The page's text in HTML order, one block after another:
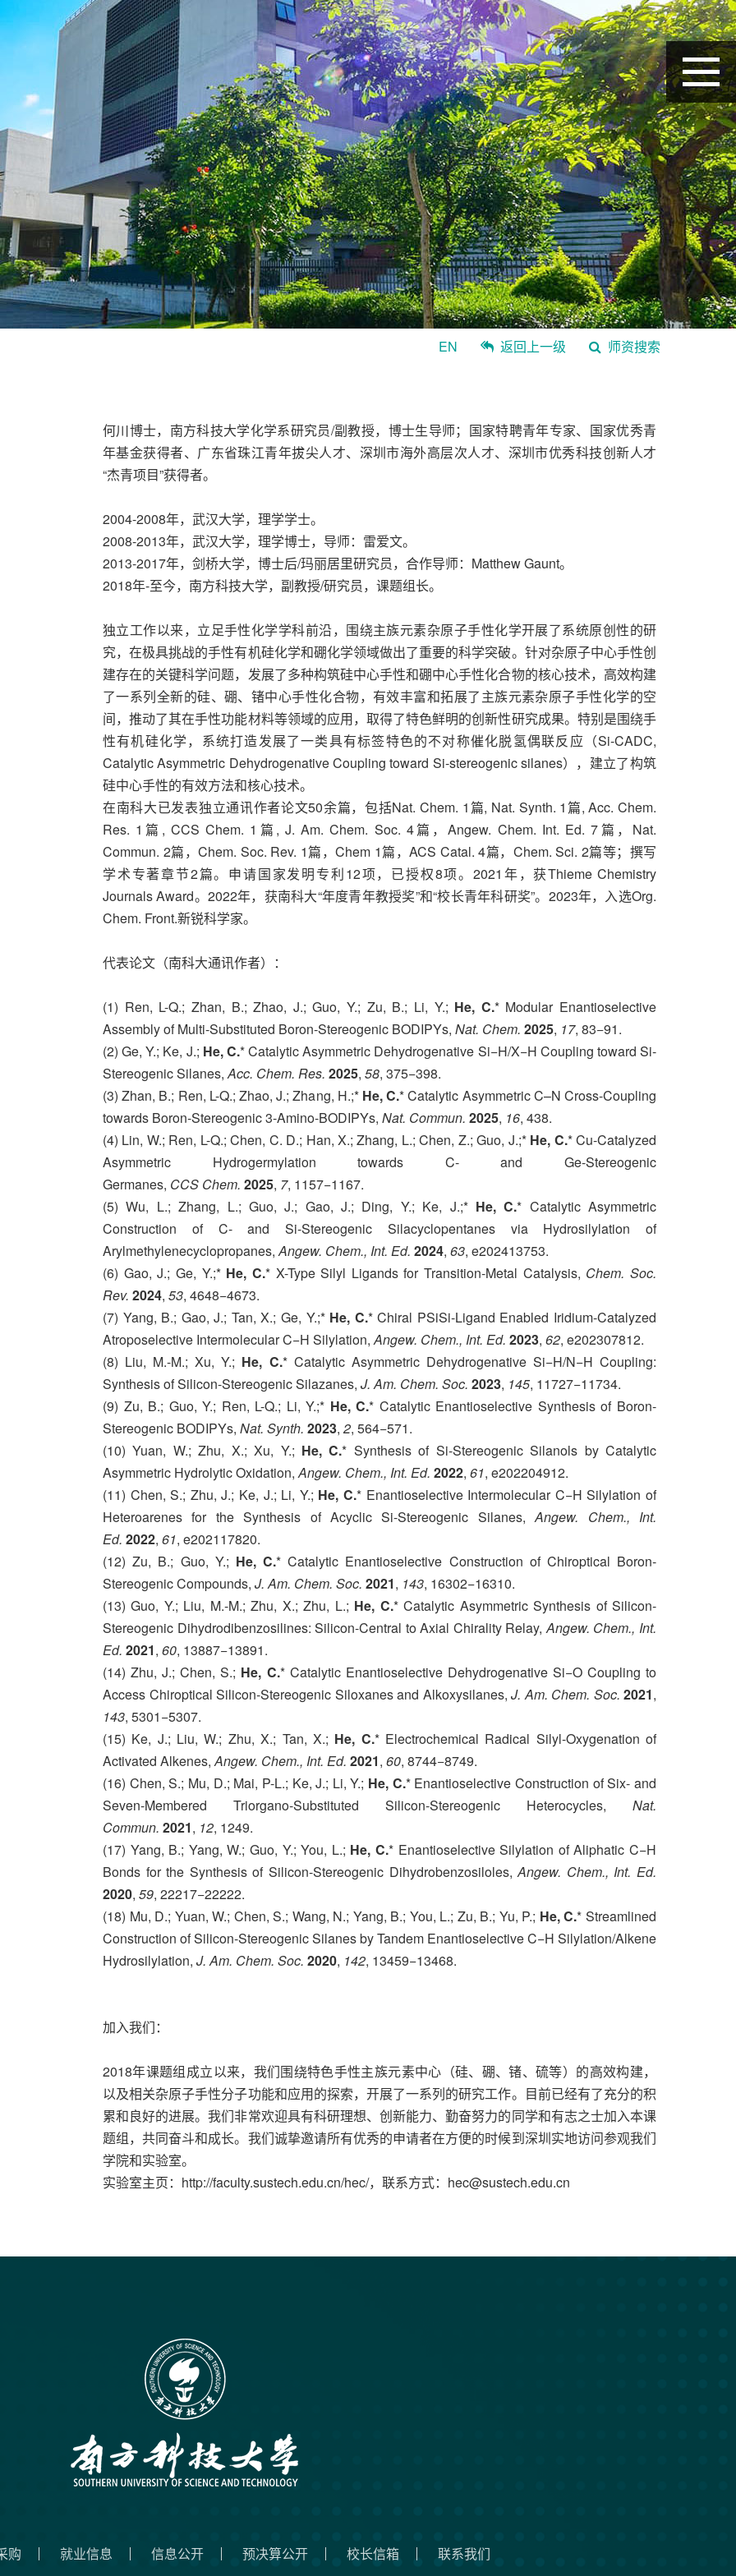
EN 返回上一级 师资搜索
何川博士，南方科技大学化学系研究员/副教授，博士生导师；国家特聘青年专家、国家优秀青
年基金获得者、广东省珠江青年拔尖人才、深圳市海外高层次人才、深圳市优秀科技创新人才
“杰青项目”获得者。
2004-2008年，武汉大学，理学学士。
2008-2013年，武汉大学，理学博士，导师：雷爱文。
2013-2017年，剑桥大学，博士后/玛丽居里研究员，合作导师：Matthew Gaunt。
2018年-至今，南方科技大学，副教授/研究员，课题组长。
独立工作以来，立足手性化学学科前沿，围绕主族元素杂原子手性化学开展了系统原创性的研
究，在极具挑战的手性有机硅化学和硼化学领域做出了重要的科学突破。针对杂原子中心手性创
建存在的关键科学问题，发展了多种构筑硅中心手性和硼中心手性化合物的核心技术，高效构建
了一系列全新的硅、硼、锗中心手性化合物，有效丰富和拓展了主族元素杂原子手性化学的空
间，推动了其在手性功能材料等领域的应用，取得了特色鲜明的创新性研究成果。特别是围绕手
性有机硅化学，系统打造发展了一类具有标签特色的不对称催化脱氢偶联反应（Si-CADC,
Catalytic Asymmetric Dehydrogenative Coupling toward Si-stereogenic silanes），建立了构筑
硅中心手性的有效方法和核心技术。
在南科大已发表独立通讯作者论文50余篇，包括Nat. Chem. 1篇, Nat. Synth. 1篇, Acc. Chem.
Res. 1篇, CCS Chem. 1篇, J. Am. Chem. Soc. 4篇，Angew. Chem. Int. Ed. 7篇，Nat.
Commun. 2篇，Chem. Soc. Rev. 1篇，Chem 1篇，ACS Catal. 4篇，Chem. Sci. 2篇等；撰写
学术专著章节2篇。申请国家发明专利12项，已授权8项。2021年，获Thieme Chemistry
Journals Award。2022年，获南科大“年度青年教授奖”和“校长青年科研奖”。2023年，入选Org.
Chem. Front.新锐科学家。
代表论文（南科大通讯作者）：
(1) Ren, L-Q.; Zhan, B.; Zhao, J.; Guo, Y.; Zu, B.; Li, Y.; He, C.* Modular Enantioselective
Assembly of Multi-Substituted Boron-Stereogenic BODIPYs, Nat. Chem. 2025, 17, 83−91.
(2) Ge, Y.; Ke, J.; He, C.* Catalytic Asymmetric Dehydrogenative Si−H/X−H Coupling toward Si-
Stereogenic Silanes,Acc. Chem. Res. 2025, 58, 375−398.
(3) Zhan, B.; Ren, L-Q.; Zhao, J.; Zhang, H.;* He, C.* Catalytic Asymmetric C–N Cross-Coupling
towards Boron-Stereogenic 3-Amino-BODIPYs, Nat. Commun. 2025, 16, 438.
(4) Lin, W.; Ren, L-Q.; Chen, C. D.; Han, X.; Zhang, L.; Chen, Z.; Guo, J.;* He, C.* Cu-Catalyzed
Asymmetric Hydrogermylation towards C- and Ge-Stereogenic
Germanes, CCS Chem. 2025, 7, 1157−1167.
(5) Wu, L.; Zhang, L.; Guo, J.; Gao, J.; Ding, Y.; Ke, J.;* He, C.* Catalytic Asymmetric
Construction of C- and Si-Stereogenic Silacyclopentanes via Hydrosilylation of
Arylmethylenecyclopropanes,Angew. Chem., Int. Ed. 2024, 63, e202413753.
(6) Gao, J.; Ge, Y.;* He, C.* X-Type Silyl Ligands for Transition-Metal Catalysis, Chem. Soc.
Rev. 2024, 53, 4648−4673.
(7) Yang, B.; Gao, J.; Tan, X.; Ge, Y.;* He, C.* Chiral PSiSi-Ligand Enabled Iridium-Catalyzed
Atroposelective Intermolecular C−H Silylation,Angew. Chem., Int. Ed. 2023, 62, e202307812.
(8) Liu, M.-M.; Xu, Y.; He, C.* Catalytic Asymmetric Dehydrogenative Si−H/N−H Coupling:
Synthesis of Silicon-Stereogenic Silazanes, J. Am. Chem. Soc. 2023, 145, 11727−11734.
(9) Zu, B.; Guo, Y.; Ren, L-Q.; Li, Y.;* He, C.* Catalytic Enantioselective Synthesis of Boron-
Stereogenic BODIPYs, Nat. Synth. 2023, 2, 564−571.
(10) Yuan, W.; Zhu, X.; Xu, Y.; He, C.* Synthesis of Si-Stereogenic Silanols by Catalytic
Asymmetric Hydrolytic Oxidation,Angew. Chem., Int. Ed. 2022, 61, e202204912.
(11) Chen, S.; Zhu, J.; Ke, J.; Li, Y.; He, C.* Enantioselective Intermolecular C−H Silylation of
Heteroarenes for the Synthesis of Acyclic Si-Stereogenic Silanes,Angew. Chem., Int.
Ed. 2022, 61, e202117820.
(12) Zu, B.; Guo, Y.; He, C.* Catalytic Enantioselective Construction of Chiroptical Boron-
Stereogenic Compounds, J. Am. Chem. Soc. 2021, 143, 16302−16310.
(13) Guo, Y.; Liu, M.-M.; Zhu, X.; Zhu, L.; He, C.* Catalytic Asymmetric Synthesis of Silicon-
Stereogenic Dihydrodibenzosilines: Silicon-Central to Axial Chirality Relay,Angew. Chem., Int.
Ed. 2021, 60, 13887−13891.
(14) Zhu, J.; Chen, S.; He, C.* Catalytic Enantioselective Dehydrogenative Si−O Coupling to
Access Chiroptical Silicon-Stereogenic Siloxanes and Alkoxysilanes, J. Am. Chem. Soc. 2021,
143, 5301−5307.
(15) Ke, J.; Liu, W.; Zhu, X.; Tan, X.; He, C.* Electrochemical Radical Silyl-Oxygenation of
Activated Alkenes,Angew. Chem., Int. Ed. 2021, 60, 8744−8749.
(16) Chen, S.; Mu, D.; Mai, P-L.; Ke, J.; Li, Y.; He, C.* Enantioselective Construction of Six- and
Seven-Membered Triorgano-Substituted Silicon-Stereogenic Heterocycles, Nat.
Commun. 2021, 12, 1249.
(17) Yang, B.; Yang, W.; Guo, Y.; You, L.; He, C.* Enantioselective Silylation of Aliphatic C−H
Bonds for the Synthesis of Silicon-Stereogenic Dihydrobenzosiloles,Angew. Chem., Int. Ed.
2020, 59, 22217−22222.
(18) Mu, D.; Yuan, W.; Chen, S.; Wang, N.; Yang, B.; You, L.; Zu, B.; Yu, P.; He, C.* Streamlined
Construction of Silicon-Stereogenic Silanes by Tandem Enantioselective C−H Silylation/Alkene
Hydrosilylation, J. Am. Chem. Soc. 2020, 142, 13459−13468.
加入我们：
2018年课题组成立以来，我们围绕特色手性主族元素中心（硅、硼、锗、硫等）的高效构建，
以及相关杂原子手性分子功能和应用的探索，开展了一系列的研究工作。目前已经有了充分的积
累和良好的进展。我们非常欢迎具有科研理想、创新能力、勤奋努力的同学和有志之士加入本课
题组，共同奋斗和成长。我们诚挚邀请所有优秀的申请者在方便的时候到深圳实地访问参观我们
学院和实验室。
实验室主页：http://faculty.sustech.edu.cn/hec/，联系方式：hec@sustech.edu.cn
购 就业信息 信息公开 预决算公开 校长信箱 联系我们